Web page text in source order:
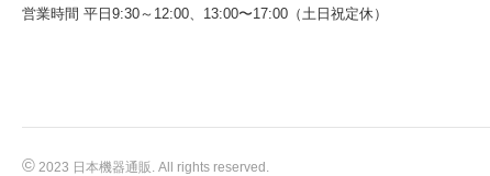
営業時間 平日9:30～12:00、13:00〜17:00（土日祝定休）
© 2023 日本機器通販. All rights reserved.